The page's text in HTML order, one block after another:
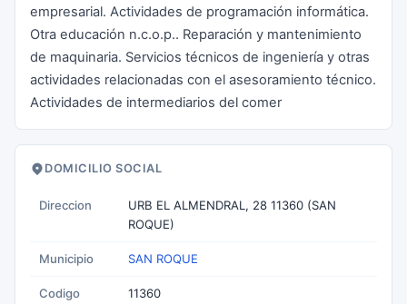
empresarial. Actividades de programación informática.
Otra educación n.c.o.p.. Reparación y mantenimiento
de maquinaria. Servicios técnicos de ingeniería y otras
actividades relacionadas con el asesoramiento técnico.
Actividades de intermediarios del comer
DOMICILIO SOCIAL
Direccion
URB EL ALMENDRAL, 28 11360 (SAN
ROQUE)
Municipio SAN ROQUE
Codigo
11360